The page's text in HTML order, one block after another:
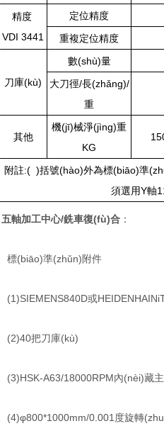
精度
VDI 3441
定位精度
重複定位精度
刀庫(kù)
數(shù)量
大刀徑/長(zhǎng)/
重
其他
機(jī)械淨(jìng)重
KG
附註:( )括號(hào)外為標(biāo)準
須選用Y軸
五軸加工中心/銑車復(fù)合 ：
標(biāo)準(zhǔn)附件
(1)SIEMENS840D或
(2)40把刀庫(kù)
(3)HSK-A63/18000RPM內(nèi)藏
(4)φ800*1000mm/0.001度旋轉